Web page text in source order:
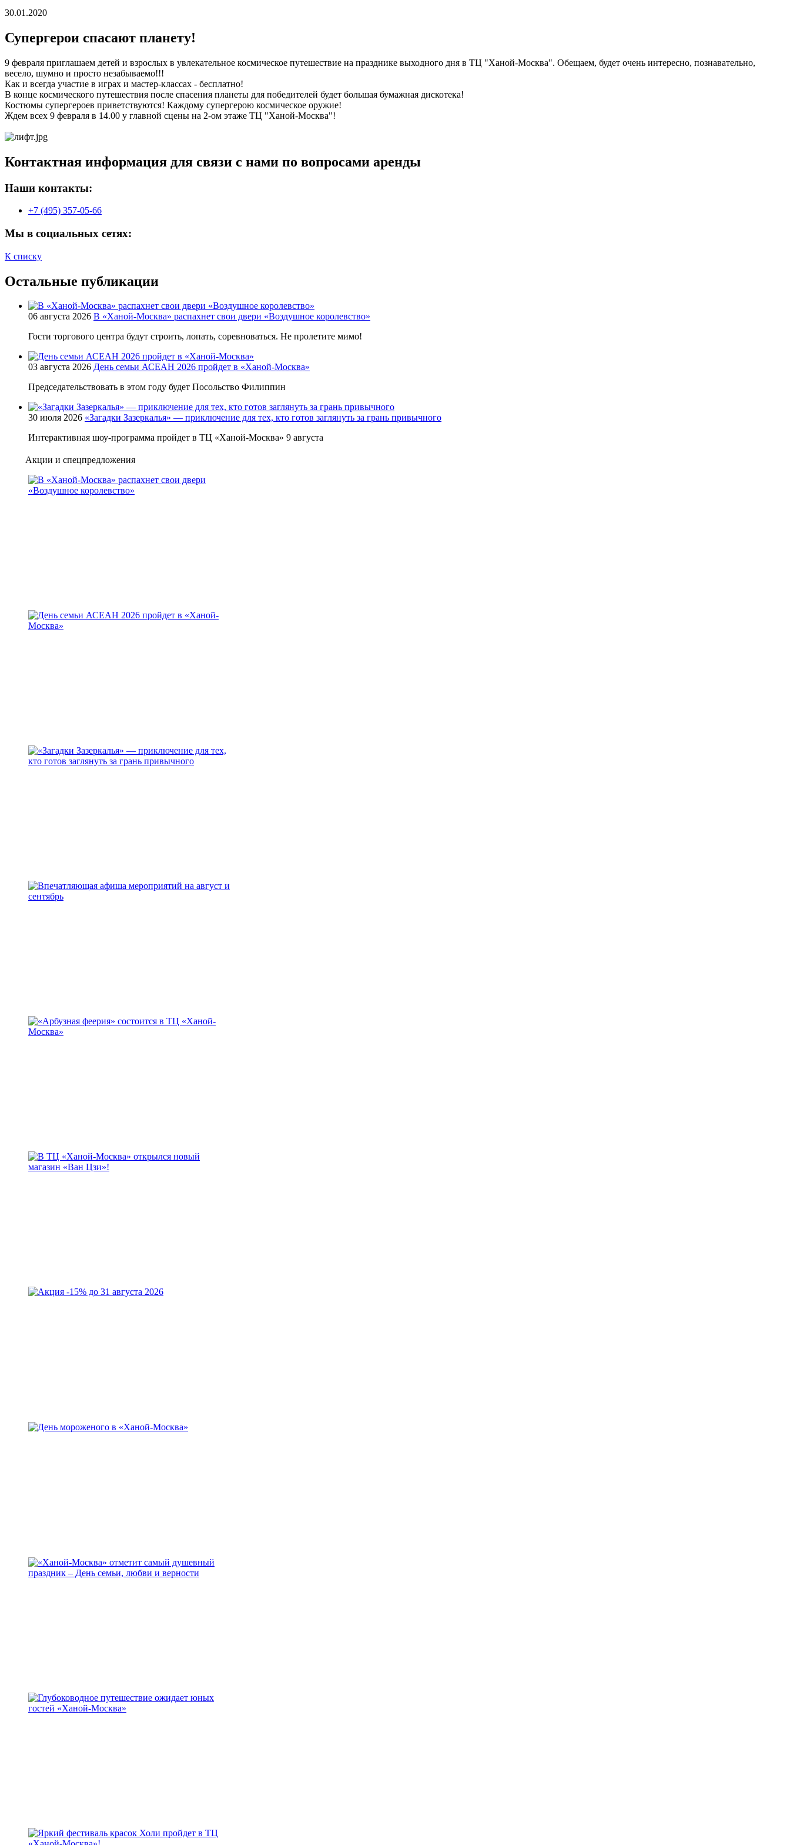
30.01.2020
Супергерои спасают планету!
9 февраля приглашаем детей и взрослых в увлекательное космическое путешествие на празднике выходного дня в ТЦ "Ханой-Москва". Обещаем, будет очень интересно, познавательно,
весело, шумно и просто незабываемо!!!
Как и всегда участие в играх и мастер-классах - бесплатно!
В конце космического путешествия после спасения планеты для победителей будет большая бумажная дискотека!
Костюмы супергероев приветствуются! Каждому супергерою космическое оружие!
Ждем всех 9 февраля в 14.00 у главной сцены на 2-ом этаже ТЦ "Ханой-Москва"!
Контактная информация для связи с нами по вопросами аренды
Наши контакты:
+7 (495) 357-05-66
Мы в социальных сетях:
К списку
Остальные публикации
06 августа 2026 В «Ханой-Москва» распахнет свои двери «Воздушное королевство»
Гости торгового центра будут строить, лопать, соревноваться. Не пролетите мимо!
03 августа 2026 День семьи АСЕАН 2026 пройдет в «Ханой-Москва»
Председательствовать в этом году будет Посольство Филиппин
30 июля 2026 «Загадки Зазеркалья» — приключение для тех, кто готов заглянуть за грань привычного
Интерактивная шоу-программа пройдет в ТЦ «Ханой-Москва» 9 августа
Акции и спецпредложения